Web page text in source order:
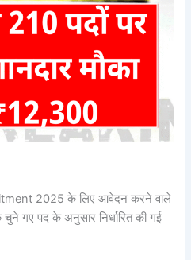
2025 के लिए आवेदन करने वाले
चुने गए पद के अनुसार निर्धारित की गई